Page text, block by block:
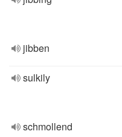
jibben
sulkily
schmollend